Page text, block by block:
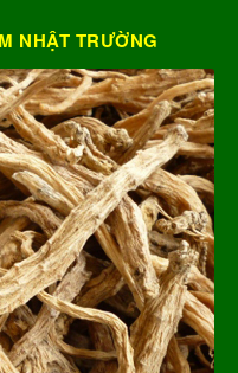
NHẬT TRƯỜNG